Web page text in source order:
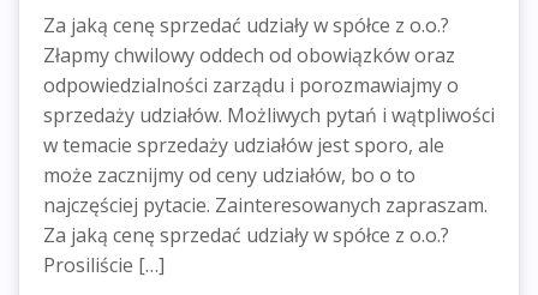
Za jaką cenę sprzedać udziały w spółce z o.o.?
Złapmy chwilowy oddech od obowiązków oraz
odpowiedzialności zarządu i porozmawiajmy o
sprzedaży udziałów. Możliwych pytań i wątpliwości
w temacie sprzedaży udziałów jest sporo, ale
może zacznijmy od ceny udziałów, bo o to
najczęściej pytacie. Zainteresowanych zapraszam.
Za jaką cenę sprzedać udziały w spółce z o.o.?
Prosiliście […]